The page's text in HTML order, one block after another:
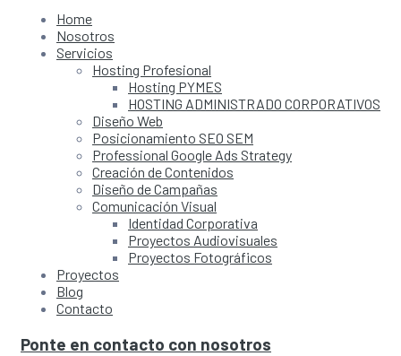
Home
Nosotros
Servicios
Hosting Profesional
Hosting PYMES
HOSTING ADMINISTRADO CORPORATIVOS
Diseño Web
Posicionamiento SEO SEM
Professional Google Ads Strategy
Creación de Contenidos
Diseño de Campañas
Comunicación Visual
Identidad Corporativa
Proyectos Audiovisuales
Proyectos Fotográficos
Proyectos
Blog
Contacto
Ponte en contacto con nosotros